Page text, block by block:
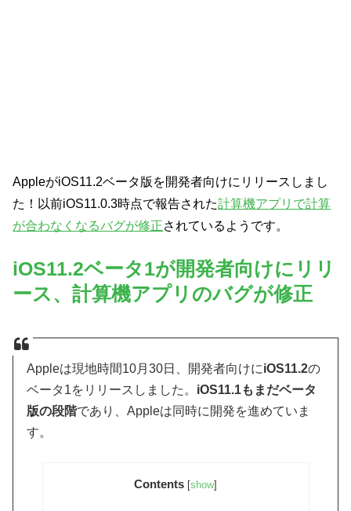
AppleがiOS11.2ベータ版を開発者向けにリリースしまし
た！以前iOS11.0.3時点で報告された計算機アプリで計算
が合わなくなるバグが修正されているようです。
iOS11.2ベータ1が開発者向けにリリ
ース、計算機アプリのバグが修正
Appleは現地時間10月30日、開発者向けにiOS11.2の
ベータ1をリリースしました。 iOS11.1もまだベータ
版の段階であり、Appleは同時に開発を進めていま
す。
Contents [show]